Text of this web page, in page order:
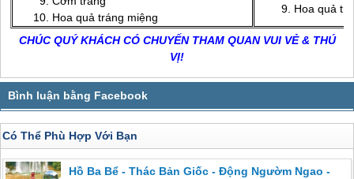
Hoa quả tráng miệng
Hoa quả
CHÚC QUÝ KHÁCH CÓ CHUYẾN THAM QUAN VUI VẺ & THÚ
VỊ!
Có Thể Phù Hợp Với Bạn
Hồ Ba Bể - Thác Bản Giốc - Động Ngườm Ngao -